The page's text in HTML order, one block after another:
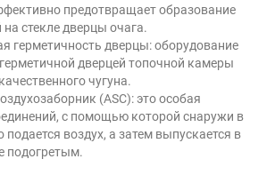
предотвращает образование
стекле дверцы очага.
герметичность дверцы: оборудование
дверцей топочной камеры
чугуна.
(ASC): это особая
с помощью которой снаружи в
подается воздух, а затем выпускается в
подогретым.